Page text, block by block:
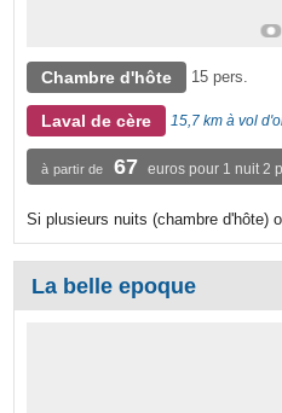
Chambre d'hôte 15 pers.
Laval de cère 15,7 km à vol
à partir de 67 euros pour 1 nuit 2
Si plusieurs nuits (chambre d'hôte)
La belle epoque